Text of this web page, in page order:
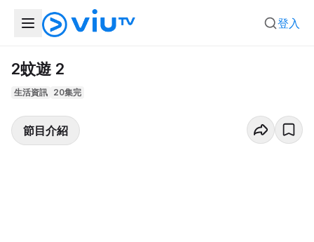
登入
2蚊遊 2
生活資訊 20集完
節目介紹